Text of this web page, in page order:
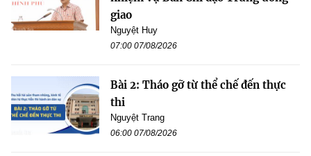
giao
Nguyệt Huy
07:00 07/08/2026
Bài 2: Tháo gỡ từ thể chế đến thực
thi
Nguyệt Trang
06:00 07/08/2026